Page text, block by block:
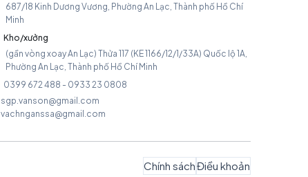
687/18 Kinh Dương Vương, Phường An Lạc, Thành phố Hồ Chí
Minh
Kho/xưởng
(gần vòng xoay An Lạc) Thửa 117 (KE 1166/12/1/33A) Quốc lộ 1A,
Phường An Lạc, Thành phố Hồ Chí Minh
0399 672 488 - 0933 23 0808
sgp.vanson@gmail.com
vachnganssa@gmail.com
Chính sáchĐiều khoản